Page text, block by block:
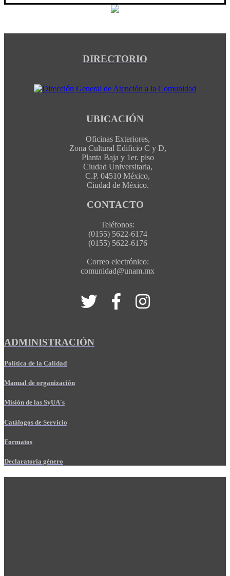
DIRECTORIO
UBICACIÓN
Oficinas Exteriores,
Zona Cultural Edificio C y D,
Planta Baja y 1er. piso
Ciudad Universitaria,
C.P. 04510 México,
Ciudad de México.
CONTACTO
Teléfonos:
(0155) 5622-6174
(0155) 5622-6176
Correo electrónico:
comunidad@unam.mx
ADMINISTRACIÓN
Política de la Calidad
Manual de organización
Misión de las SyUA's
Catálogos de Servicio
Formatos
Declaratoria género